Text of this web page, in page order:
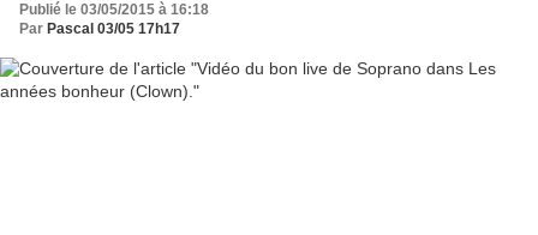
Publié le 03/05/2015 à 16:18
Par Pascal 03/05 17h17